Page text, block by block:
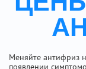
Меняйте антифриз
появлении